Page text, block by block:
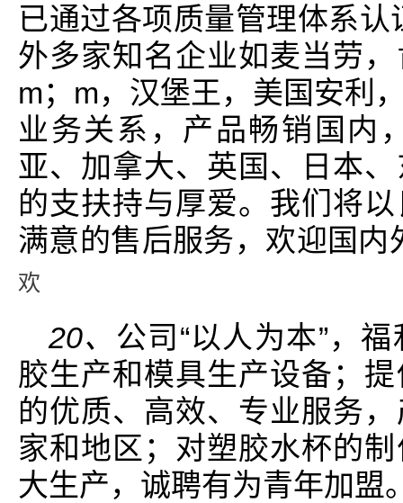
已通过各项质量管理体系
外多家知名企业如麦当劳
m；m，汉堡王，美国安利
业务关系，产品畅销国内
亚、加拿大、英国、日本
的支扶持与厚爱。我们将
满意的售后服务，欢迎国内
欢
20、 公司“以人为本”，
胶生产和模具生产设备；
的优质、高效、专业服务
家和地区；对塑胶水杯的
大生产，诚聘有为青年加盟